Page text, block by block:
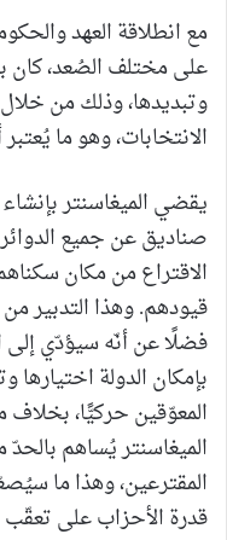
مع انطلاقة العهد
على مختلف الصُعد، كان
وتبديدها، وذلك من
الانتخابات، وهو ما
يقضي الميغاسنتر
صناديق عن جميع الدوائر
الاقتراع من مكان
قيودهم. وهذا التدبير
فضلًا عن أنّه سيؤدّي إلى
بإمكان الدولة
المعوّقين حركيًّا، بخلاف
الميغاسنتر يُساهم
المقترعين، وهذا ما
قدرة الأحزاب على